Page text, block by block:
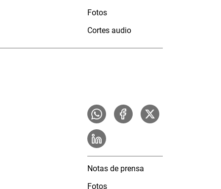
Fotos
Cortes audio
Notas de prensa
Fotos